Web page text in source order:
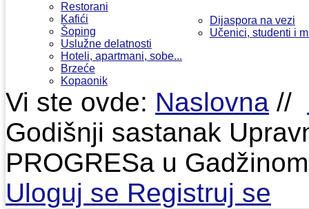
Restorani
Kafići
Šoping
Uslužne delatnosti
Hoteli, apartmani, sobe...
Brzeće
Kopaonik
Dijaspora na vezi
Učenici, studenti i
Vi ste ovde: Naslovna //
Godišnji sastanak
PROGRESa u
Uloguj se Registruj se